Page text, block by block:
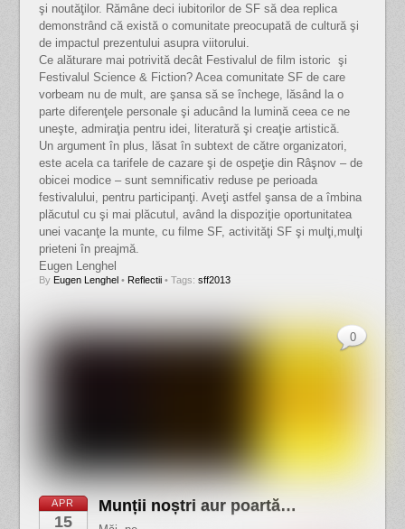
şi noutăţilor. Rămâne deci iubitorilor de SF să dea replica
demonstrând că există o comunitate preocupată de cultură şi
de impactul prezentului asupra viitorului.
Ce alăturare mai potrivită decât Festivalul de film istoric şi
Festivalul Science & Fiction? Acea comunitate SF de care
vorbeam nu de mult, are şansa să se închege, lăsând la o
parte diferenţele personale şi aducând la lumină ceea ce ne
uneşte, admiraţia pentru idei, literatură şi creaţie artistică.
Un argument în plus, lăsat în subtext de către organizatori,
este acela ca tarifele de cazare şi de ospeţie din Râşnov – de
obicei modice – sunt semnificativ reduse pe perioada
festivalului, pentru participanţi. Aveţi astfel şansa de a îmbina
plăcutul cu şi mai plăcutul, având la dispoziţie oportunitatea
unei vacanţe la munte, cu filme SF, activităţi SF şi mulţi,mulţi
prieteni în preajmă.
Eugen Lenghel
By Eugen Lenghel• Reflectii • Tags: sff2013
APR
15
Munții noștri aur poartă…
0